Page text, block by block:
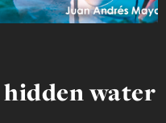
water